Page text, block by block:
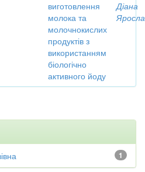
виготовлення
молока та
молочнокислих
продуктів з
використанням
біологічно
активного йоду
Діана
1